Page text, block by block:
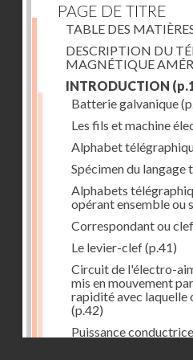
PAGE DE TITRE
TABLE DES
DESCRIPTION DU
MAGNÉTIQUE
INTRODUCTION
Batterie galvanique
Les fils et machine
Alphabet
Spécimen du langage
Alphabets
opérant ensemble ou
Correspondant ou clef
Le levier-clef(p.41)
Circuit de l'électro-
mis en mouvement
rapidité avec laquelle
(p.42)
Puissance